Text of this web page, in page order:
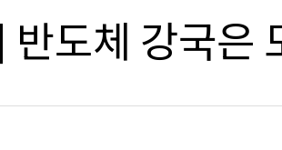
도체 강국은